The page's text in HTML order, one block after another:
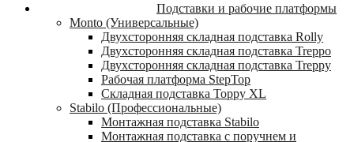
Подставки и рабочие платформы
Monto (Универсальные)
Двухсторонняя складная подставка Rolly
Двухсторонняя складная подставка Treppo
Двухсторонняя складная подставка Treppy
Рабочая платформа StepTop
Складная подставка Toppy XL
Stabilo (Профессиональные)
Монтажная подставка Stabilo
Монтажная подставка с поручнем и